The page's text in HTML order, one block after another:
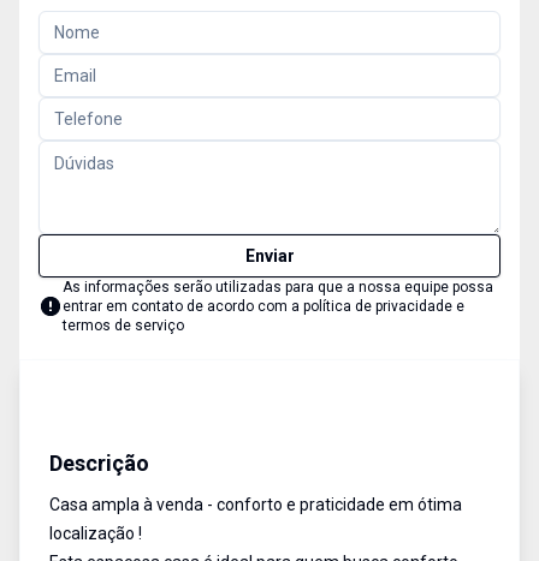
Enviar
As informações serão utilizadas para que a nossa equipe possa
entrar em contato de acordo com a política de privacidade e
termos de serviço
Descrição
Casa ampla à venda - conforto e praticidade em ótima
localização !